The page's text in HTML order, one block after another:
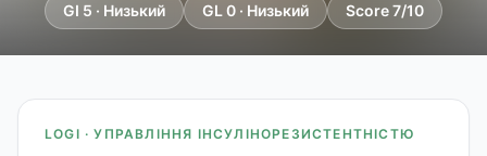
GI 5 · Низький GL 0 · Низький Score 7/10
LOGI · УПРАВЛІННЯ ІНСУЛІНОРЕЗИСТЕНТНІСТЮ